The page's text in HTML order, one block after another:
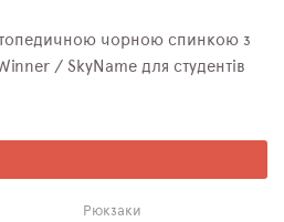
чорною спинкою з
/ SkyName для студентів
Рюкзаки